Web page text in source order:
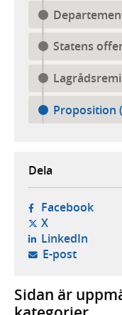
Statens
Proposition
Dela
Facebook-
X- öppnas i ny
LinkedIn-
E-post-
Sidan är